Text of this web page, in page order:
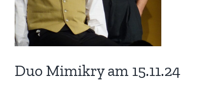
Duo Mimikry am 15.11.24